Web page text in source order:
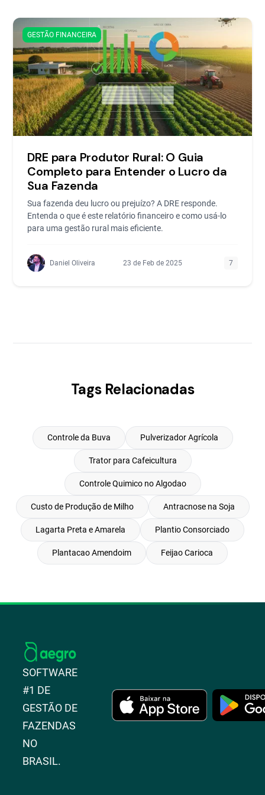
GESTÃO FINANCEIRA
DRE para Produtor Rural: O Guia
Completo para Entender o Lucro da
Sua Fazenda
Sua fazenda deu lucro ou prejuízo? A DRE responde.
Entenda o que é este relatório financeiro e como usá-lo
para uma gestão rural mais eficiente.
Daniel Oliveira 23 de Feb de 2025 7
Tags Relacionadas
Controle da Buva Pulverizador Agrícola
Trator para Cafeicultura
Controle Quimico no Algodao
Custo de Produção de Milho Antracnose na Soja
Lagarta Preta e Amarela Plantio Consorciado
Plantacao Amendoim Feijao Carioca
SOFTWARE
#1 DE
GESTÃO DE
FAZENDAS
NO
BRASIL.